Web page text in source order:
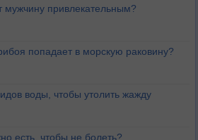
мужчину привлекательным?
попадает в морскую раковину?
воды, чтобы утолить жажду
есть, чтобы не болеть?